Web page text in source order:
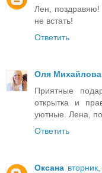
Лен, поздравяю!
не встать!
Ответить
Оля Михайлова
Приятные
открытка и
уютные. Лена,
Ответить
Оксана